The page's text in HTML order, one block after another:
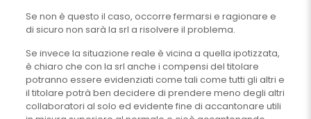
Se non è questo il caso, occorre fermarsi e ragionare e
di sicuro non sarà la srl a risolvere il problema.
Se invece la situazione reale è vicina a quella ipotizzata,
è chiaro che con la srl anche i compensi del titolare
potranno essere evidenziati come tali come tutti gli altri e
il titolare potrà ben decidere di prendere meno degli altri
collaboratori al solo ed evidente fine di accantonare utili